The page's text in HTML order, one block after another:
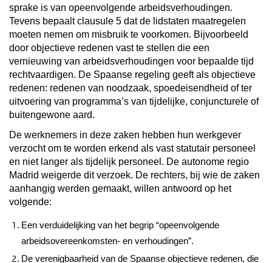
sprake is van opeenvolgende arbeidsverhoudingen.
Tevens bepaalt clausule 5 dat de lidstaten maatregelen
moeten nemen om misbruik te voorkomen. Bijvoorbeeld
door objectieve redenen vast te stellen die een
vernieuwing van arbeidsverhoudingen voor bepaalde tijd
rechtvaardigen. De Spaanse regeling geeft als objectieve
redenen: redenen van noodzaak, spoedeisendheid of ter
uitvoering van programma’s van tijdelijke, conjuncturele of
buitengewone aard.
De werknemers in deze zaken hebben hun werkgever
verzocht om te worden erkend als vast statutair personeel
en niet langer als tijdelijk personeel. De autonome regio
Madrid weigerde dit verzoek. De rechters, bij wie de zaken
aanhangig werden gemaakt, willen antwoord op het
volgende:
Een verduidelijking van het begrip “opeenvolgende
arbeidsovereenkomsten- en verhoudingen”.
De verenigbaarheid van de Spaanse objectieve redenen, die